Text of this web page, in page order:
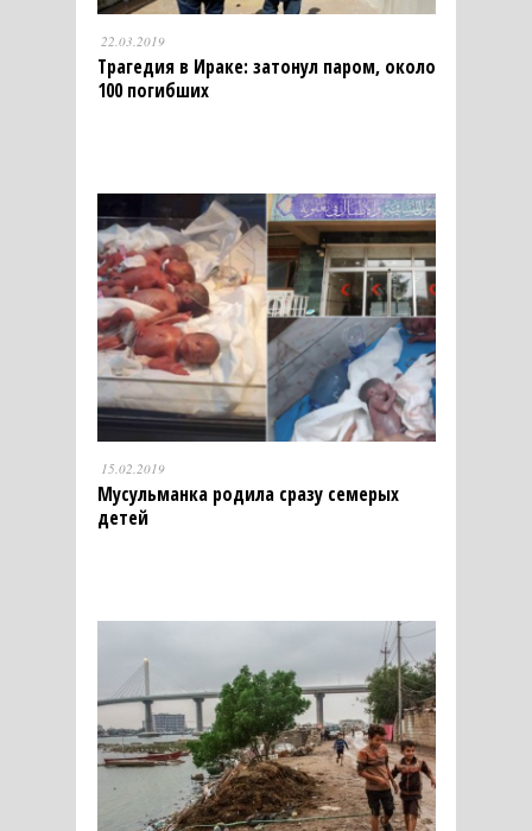
22.03.2019
Трагедия в Ираке: затонул паром, около
100 погибших
15.02.2019
Мусульманка родила сразу семерых
детей